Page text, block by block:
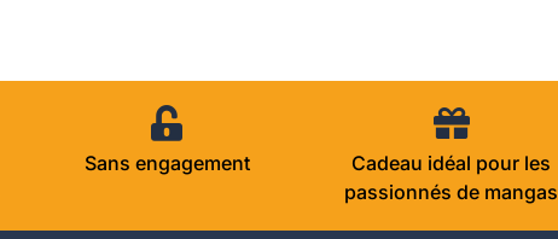
Sans engagement
Cadeau idéal pour les
passionnés de mangas